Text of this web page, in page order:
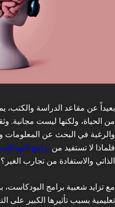
بعيداً عن مقاعد الدراسة والكتب،
من الحياة، ولكنها ليست مجانية.
والرغبة في البحث عن المعلومات
فلماذا لا تستفيد من برامج
الذاتي والاستفادة من تجارب الغير؟
مع تزايد شعبية برامج البودكاست،
تعليمية بسبب تأثيرها الكبير على